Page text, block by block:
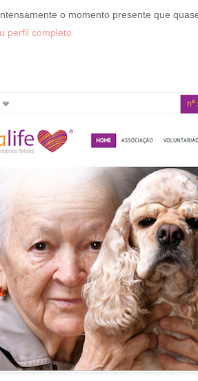
o momento presente que
perfil completo